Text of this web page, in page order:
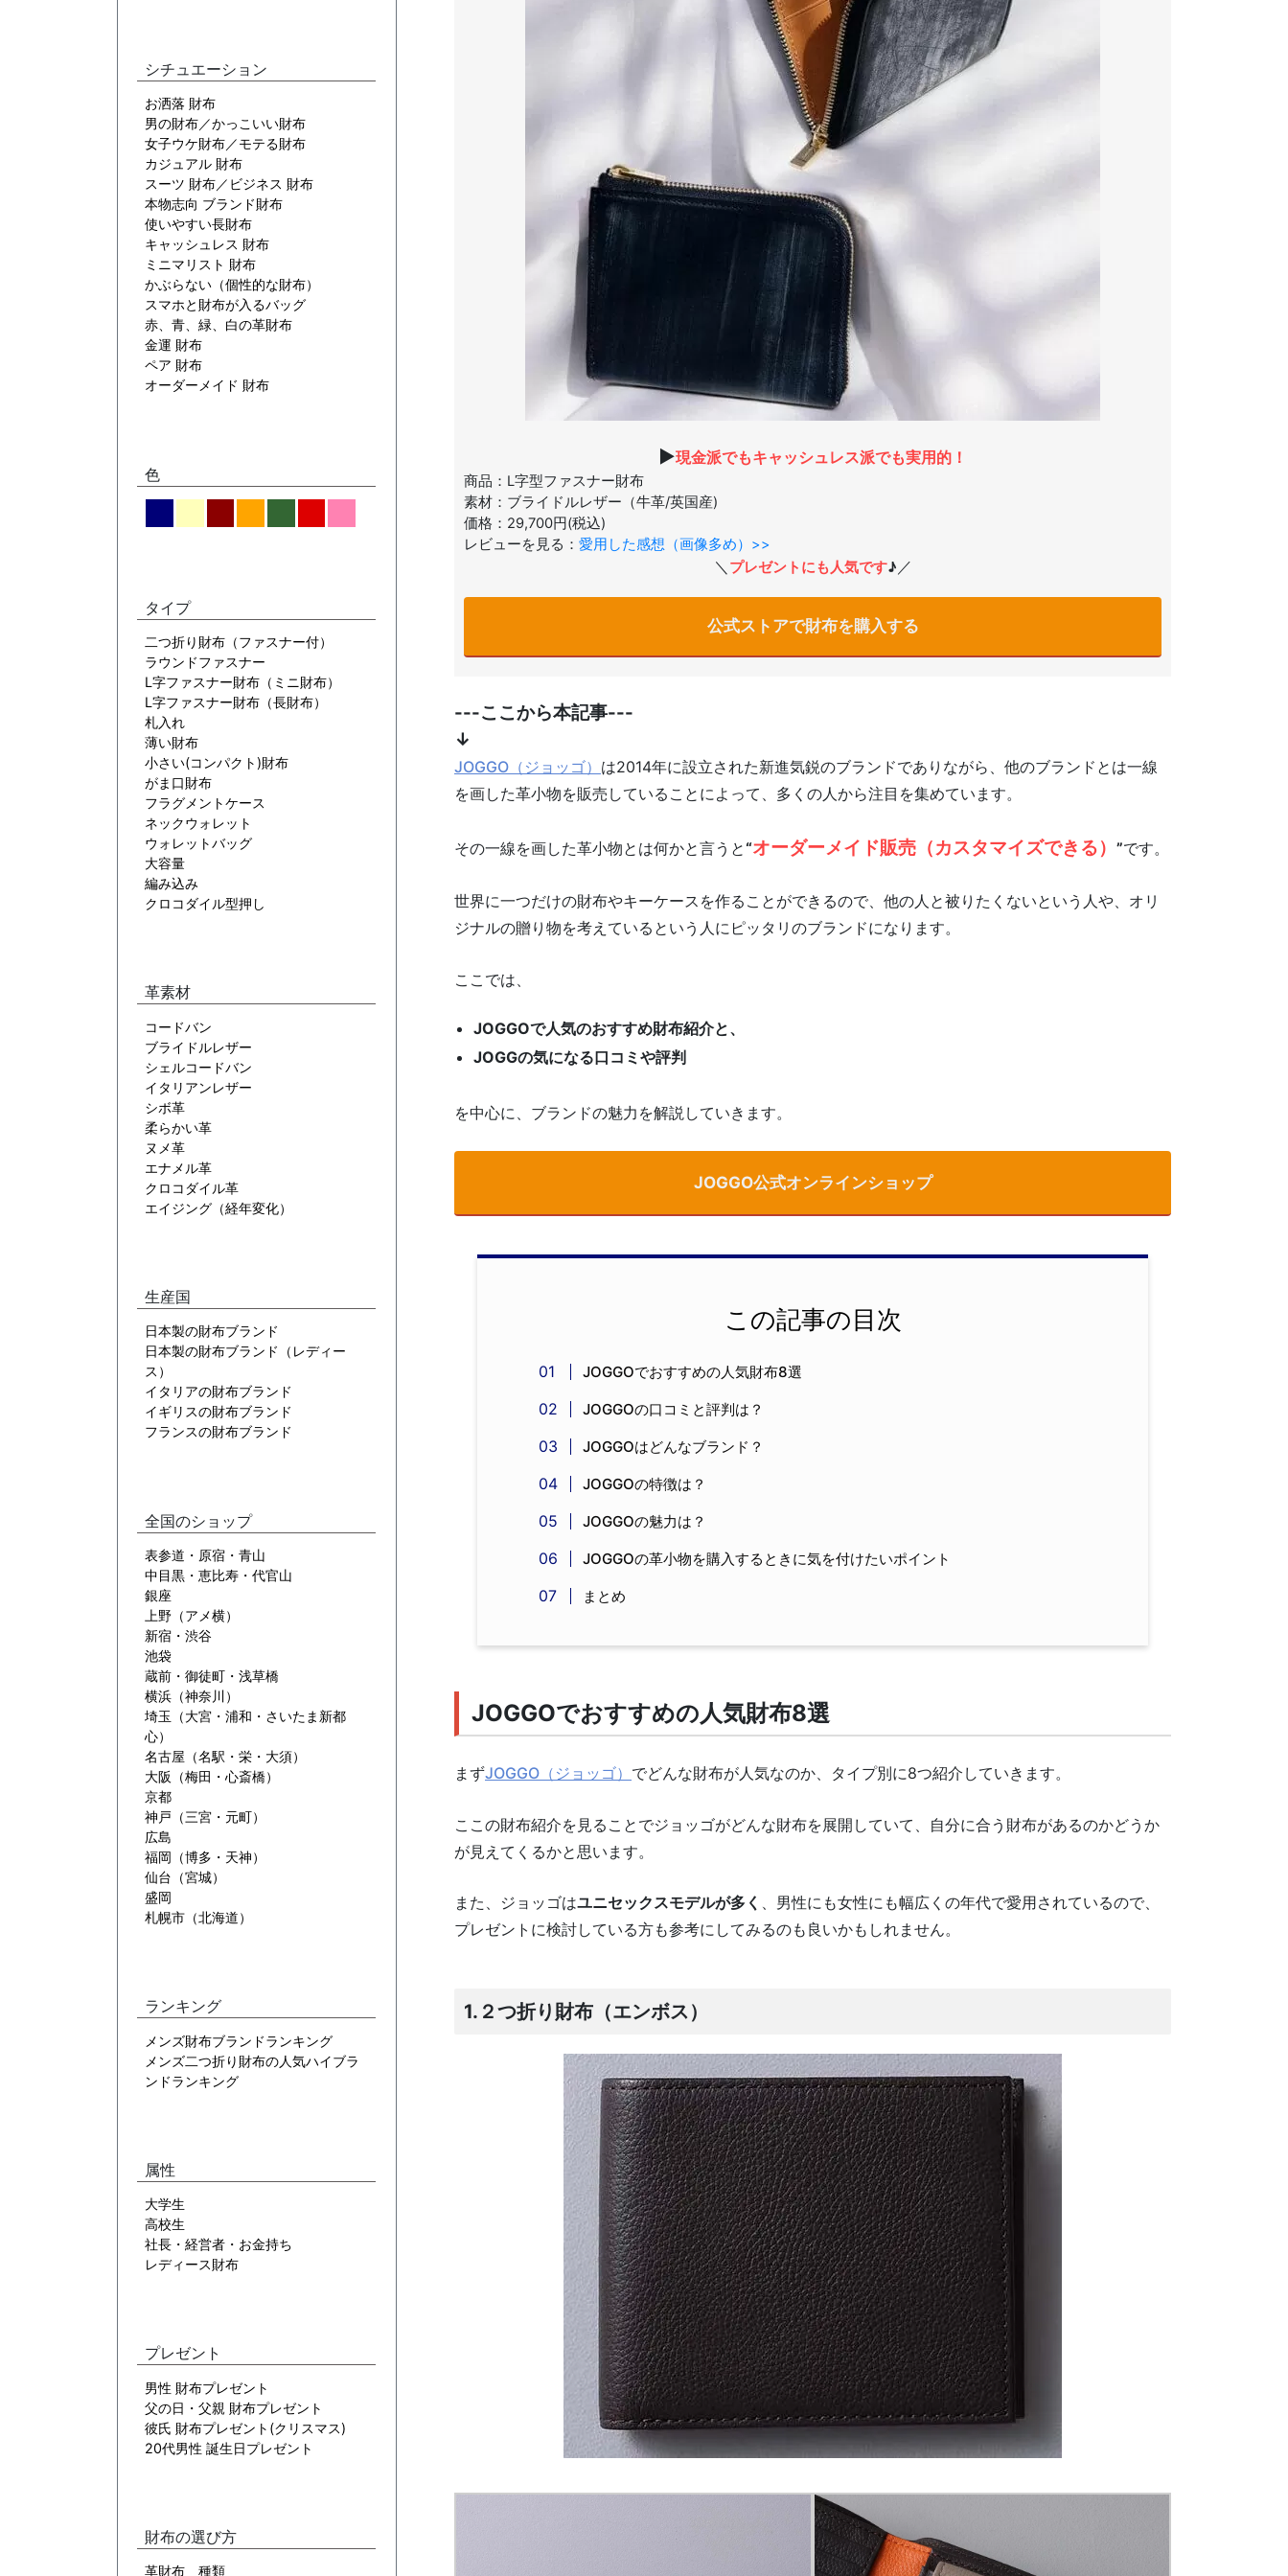
▶現金派でもキャッシュレス派でも実用的！
商品：L字型ファスナー財布
素材：ブライドルレザー（牛革/英国産)
価格：29,700円(税込)
レビューを見る： 愛用した感想（画像多め）>>
＼ プレゼントにも人気です♪ ／
公式ストアで財布を購入する
---ここから本記事---
↓
JOGGO（ジョッゴ） は2014年に設立された新進気鋭のブランドでありながら、他のブランドとは一線
を画した革小物を販売していることによって、多くの人から注目を集めています。
その一線を画した革小物とは何かと言うと“オーダーメイド販売（カスタマイズできる） ”です。
世界に一つだけの財布やキーケースを作ることができるので、他の人と被りたくないという人や、オリ
ジナルの贈り物を考えているという人にピッタリのブランドになります。
ここでは、
JOGGOで人気のおすすめ財布紹介と、
JOGGの気になる口コミや評判
を中心に、ブランドの魅力を解説していきます。
JOGGO公式オンラインショップ
この記事の目次
JOGGOでおすすめの人気財布8選
JOGGOの口コミと評判は？
JOGGOはどんなブランド？
JOGGOの特徴は？
JOGGOの魅力は？
JOGGOの革小物を購入するときに気を付けたいポイント
まとめ
JOGGOでおすすめの人気財布8選
まずJOGGO（ジョッゴ） でどんな財布が人気なのか、タイプ別に8つ紹介していきます。
ここの財布紹介を見ることでジョッゴがどんな財布を展開していて、自分に合う財布があるのかどうか
が見えてくるかと思います。
また、ジョッゴはユニセックスモデルが多く 、男性にも女性にも幅広くの年代で愛用されているので、
プレゼントに検討している方も参考にしてみるのも良いかもしれません。
1.２つ折り財布（エンボス）
シチュエーション
お洒落 財布
男の財布／かっこいい財布
女子ウケ財布／モテる財布
カジュアル 財布
スーツ 財布／ビジネス 財布
本物志向 ブランド財布
使いやすい長財布
キャッシュレス 財布
ミニマリスト 財布
かぶらない（個性的な財布）
スマホと財布が入るバッグ
赤、青、緑、白の革財布
金運 財布
ペア 財布
オーダーメイド 財布
色
タイプ
二つ折り財布（ファスナー付）
ラウンドファスナー
L字ファスナー財布（ミニ財布）
L字ファスナー財布（長財布）
札入れ
薄い財布
小さい(コンパクト)財布
がま口財布
フラグメントケース
ネックウォレット
ウォレットバッグ
大容量
編み込み
クロコダイル型押し
革素材
コードバン
ブライドルレザー
シェルコードバン
イタリアンレザー
シボ革
柔らかい革
ヌメ革
エナメル革
クロコダイル革
エイジング（経年変化）
生産国
日本製の財布ブランド
日本製の財布ブランド（レディー
ス）
イタリアの財布ブランド
イギリスの財布ブランド
フランスの財布ブランド
全国のショップ
表参道・原宿・青山
中目黒・恵比寿・代官山
銀座
上野（アメ横）
新宿・渋谷
池袋
蔵前・御徒町・浅草橋
横浜（神奈川）
埼玉（大宮・浦和・さいたま新都
心）
名古屋（名駅・栄・大須）
大阪（梅田・心斎橋）
京都
神戸（三宮・元町）
広島
福岡（博多・天神）
仙台（宮城）
盛岡
札幌市（北海道）
ランキング
メンズ財布ブランドランキング
メンズ二つ折り財布の人気ハイブラ
ンドランキング
属性
大学生
高校生
社長・経営者・お金持ち
レディース財布
プレゼント
男性 財布プレゼント
父の日・父親 財布プレゼント
彼氏 財布プレゼント(クリスマス)
20代男性 誕生日プレゼント
財布の選び方
革財布 種類